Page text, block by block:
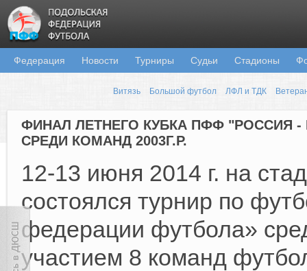
Федерация Новости Турниры Судьи Стадионы
Витязь Большой футбол ЛФЛ и ТДК
ФИНАЛ ЛЕТНЕГО КУБКА ПФФ "РОССИЯ -
СРЕДИ КОМАНД 2003Г.Р.
12-13 июня 2014 г. на
состоялся турнир по
федерации футбола»
участием 8 команд